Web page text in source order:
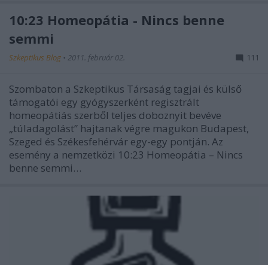
10:23 Homeopátia - Nincs benne
semmi
Szkeptikus Blog • 2011. február 02. 111
Szombaton a Szkeptikus Társaság tagjai és külső
támogatói egy gyógyszerként regisztrált
homeopátiás szerből teljes doboznyit bevéve
„túladagolást” hajtanak végre magukon Budapest,
Szeged és Székesfehérvár egy-egy pontján. Az
esemény a nemzetközi 10:23 Homeopátia – Nincs
benne semmi…